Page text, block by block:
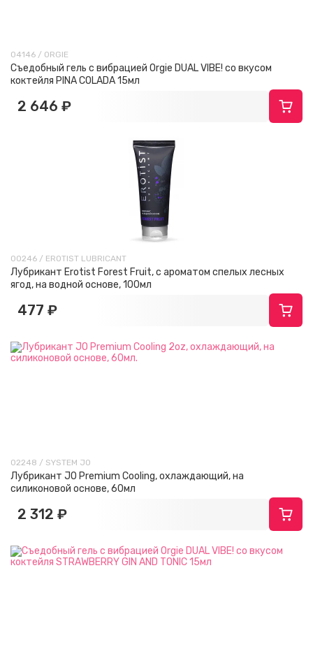
04146 / ORGIE
Съедобный гель с вибрацией Orgie DUAL VIBE! со вкусом
коктейля PINA COLADA 15мл
2 646 ₽
00246 / EROTIST LUBRICANT
Лубрикант Erotist Forest Fruit, с ароматом спелых лесных
ягод, на водной основе, 100мл
477 ₽
02248 / SYSTEM JO
Лубрикант JO Premium Cooling, охлаждающий, на
силиконовой основе, 60мл
2 312 ₽